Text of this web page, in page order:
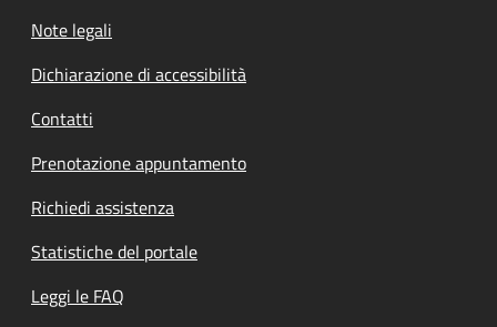
Note legali
Dichiarazione di accessibilità
Contatti
Prenotazione appuntamento
Richiedi assistenza
Statistiche del portale
Leggi le FAQ